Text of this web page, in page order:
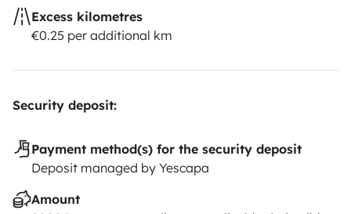
Excess kilometres
€0.25 per additional km
Security deposit:
Payment method(s) for the security deposit
Deposit managed by Yescapa
Amount